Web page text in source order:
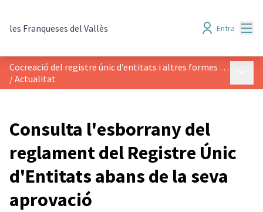
les Franqueses del Vallès Entra
Cocreació del registre únic d’entitats i altres formes d’acció col·lectiva
/Actualitat
Consulta l'esborrany del
reglament del Registre Únic
d'Entitats abans de la seva
aprovació